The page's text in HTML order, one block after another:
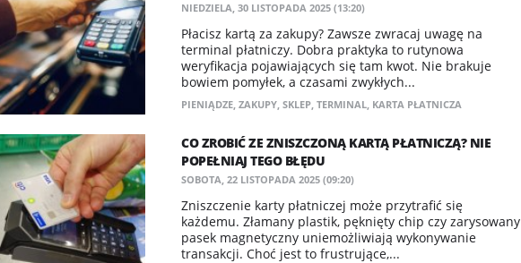
NIEDZIELA, 30 LISTOPADA 2025 (13:20)
Płacisz kartą za zakupy? Zawsze zwracaj uwagę na
terminal płatniczy. Dobra praktyka to rutynowa
weryfikacja pojawiających się tam kwot. Nie brakuje
bowiem pomyłek, a czasami zwykłych...
PIENIĄDZE, ZAKUPY, SKLEP, TERMINAL, KARTA PŁATNICZA
CO ZROBIĆ ZE ZNISZCZONĄ KARTĄ PŁATNICZĄ? NIE
POPEŁNIAJ TEGO BŁĘDU
SOBOTA, 22 LISTOPADA 2025 (09:20)
Zniszczenie karty płatniczej może przytrafić się
każdemu. Złamany plastik, pęknięty chip czy zarysowany
pasek magnetyczny uniemożliwiają wykonywanie
transakcji. Choć jest to frustrujące,...